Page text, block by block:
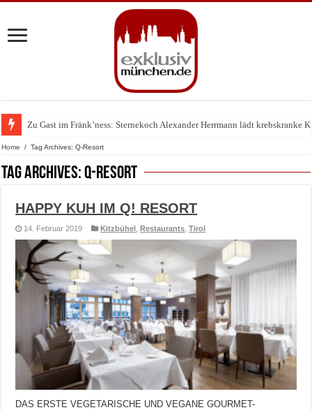
Zu Gast im Fränk’ness: Sternekoch Alexander Herrmann lädt krebskranke
Warum München gerade zum Treffpunkt der Lingerie-Branche wurde
Home / Tag Archives: Q-Resort
Tag Archives:Q-Resort
HAPPY KUH IM Q! RESORT
14. Februar 2019 Kitzbühel ,Restaurants ,Tirol
DAS ERSTE VEGETARISCHE UND VEGANE GOURMET-